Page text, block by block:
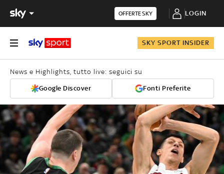
OFFERTE SKY LOGIN
SKY SPORT INSIDER
News e Highlights, tutto live: seguici su
Google Discover Fonti Preferite